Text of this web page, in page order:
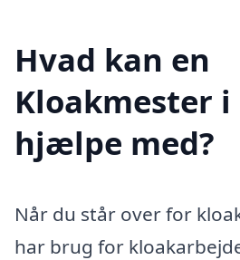
Hvad kan en
Kloakmester
hjælpe med?
Når du står over for
har brug for